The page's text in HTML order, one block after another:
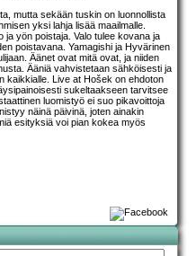
mutta sekään tuskin on luonnollista
yksi lahja lisää maailmalle.
yön poistaja. Valo tulee kovana ja
poistavana. Yamagishi ja Hyvärinen
Äänet ovat mitä ovat, ja niiden
Ääniä vahvistetaan sähköisesti ja
kaikkialle. Live at Hošek on ehdoton
sukeltaakseen tarvitsee
luomistyö ei suo pikavoittoja
näinä päivinä, joten ainakin
esityksiä voi pian kokea myös